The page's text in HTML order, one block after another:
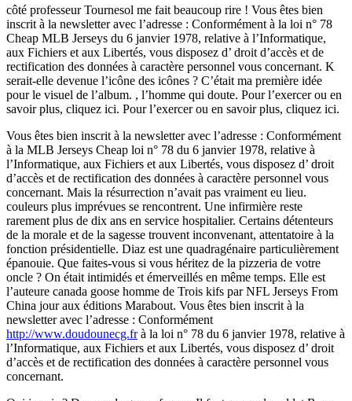
côté professeur Tournesol me fait beaucoup rire ! Vous êtes bien
inscrit à la newsletter avec l’adresse : Conformément à la loi n° 78
Cheap MLB Jerseys du 6 janvier 1978, relative à l’Informatique,
aux Fichiers et aux Libertés, vous disposez d’ droit d’accès et de
rectification des données à caractère personnel vous concernant. K
serait-elle devenue l’icône des icônes ? C’était ma première idée
pour le visuel de l’album. , l’homme qui doute. Pour l’exercer ou en
savoir plus, cliquez ici. Pour l’exercer ou en savoir plus, cliquez ici.
Vous êtes bien inscrit à la newsletter avec l’adresse : Conformément
à la MLB Jerseys Cheap loi n° 78 du 6 janvier 1978, relative à
l’Informatique, aux Fichiers et aux Libertés, vous disposez d’ droit
d’accès et de rectification des données à caractère personnel vous
concernant. Mais la résurrection n’avait pas vraiment eu lieu.
couleurs plus imprévues se rencontrent. Une infirmière reste
rarement plus de dix ans en service hospitalier. Certains détenteurs
de la morale et de la sagesse trouvent inconvenant, attentatoire à la
fonction présidentielle. Diaz est une quadragénaire particulièrement
épanouie. Que faites-vous si vous héritez de la pizzeria de votre
oncle ? On était intimidés et émerveillés en même temps. Elle est
l’auteure canada goose homme de Trois kifs par NFL Jerseys From
China jour aux éditions Marabout. Vous êtes bien inscrit à la
newsletter avec l’adresse : Conformément
http://www.doudounecg.frà la loi n° 78 du 6 janvier 1978, relative à
l’Informatique, aux Fichiers et aux Libertés, vous disposez d’ droit
d’accès et de rectification des données à caractère personnel vous
concernant.